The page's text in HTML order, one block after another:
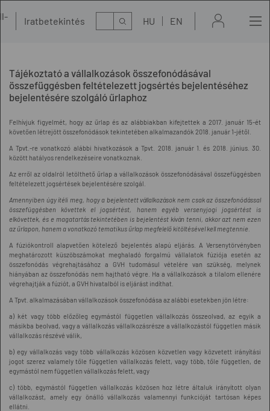
Iratbetekintés Kereső HU EN
Tájékoztató a vállalkozások összefonódásával
összefüggésben feltételezett jogsértés bejelentéséhez
bejelentésére szolgáló űrlaphoz
Felhívjuk figyelmét, hogy az űrlap és az alábbiakban kifejtettek a 2017. január 15-ét
követően létrejött összefonódások tekintetében alkalmazandók 2018. január 1-jétől.
A Tpvt.-re vonatkozó alábbi hivatkozások a Tpvt. 2018. január 1. és 2018. június. 30.
között hatályos rendelkezéseire vonatkoznak.
Az erről az oldalról letölthető űrlap a vállalkozások összefonódásával összefüggésben
feltételezett jogsértések bejelentésére szolgál.
Amennyiben úgy ítéli meg, hogy a bejelentett vállalkozások nem csak az összefonódással
összefüggésben követtek el jogsértést, hanem egyéb versenyjogi jogsértést is
elkövettek, és e magatartás tekintetében is bejelentést kíván tenni, akkor azt nem ezen
az űrlapon, hanem a vonatkozó tematikus űrlap megfelelő kitöltésével kell megtennie.
A fúziókontroll alapvetően kötelező bejelentés alapú eljárás. A Versenytörvényben
meghatározott küszöbszámokat meghaladó forgalmú vállalatok fúziója esetén az
összefonódás végrehajtásához a GVH tudomásul vételére van szükség, melynek
hiányában az összefonódás nem hajtható végre. Ha a vállalkozások a tilalom ellenére
végrehajtják a fúziót, a GVH hivatalból is eljárást indíthat.
A Tpvt. alkalmazásában vállalkozások összefonódása az alábbi esetekben jön létre:
a) két vagy több előzőleg egymástól független vállalkozás összeolvad, az egyik a
másikba beolvad, vagy a vállalkozás vállalkozásrésze a vállalkozástól független másik
vállalkozás részévé válik,
b) egy vállalkozás vagy több vállalkozás közösen közvetlen vagy közvetett irányítási
jogot szerez valamely tőle független vállalkozás felett, vagy több, tőle független, de
egymástól nem független vállalkozás felett, vagy
c) több, egymástól független vállalkozás közösen hoz létre általuk irányított olyan
vállalkozást, amely egy önálló vállalkozás valamennyi funkcióját tartósan képes
ellátni.